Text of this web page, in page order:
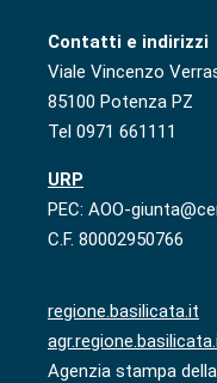
Contatti e indirizzi
Viale Vincenzo
85100 Potenza PZ
Tel 0971 661111
URP
PEC: AOO-
C.F. 80002950766
regione.basilicata.it
Agenzia stampa della